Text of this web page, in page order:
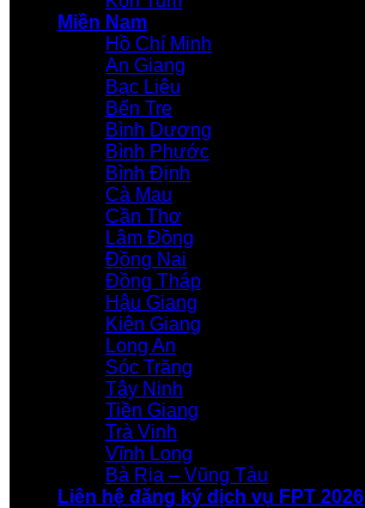
Miền Nam
Hồ Chí Minh
An Giang
Bạc Liêu
Bến Tre
Bình Dương
Bình Phước
Bình Định
Cà Mau
Cần Thơ
Lâm Đồng
Đồng Nai
Đồng Tháp
Hậu Giang
Kiên Giang
Long An
Sóc Trăng
Tây Ninh
Tiền Giang
Trà Vinh
Vĩnh Long
Bà Rịa – Vũng Tàu
Liên hệ đăng ký dịch vụ FPT 2026